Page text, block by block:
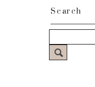
Search